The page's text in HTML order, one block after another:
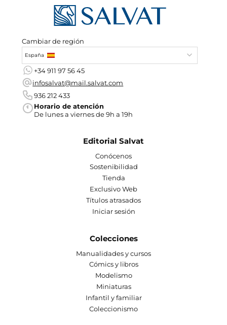
Cambiar de región
España
+34 911 97 56 45
infosalvat@mail.salvat.com
936 212 433
Horario de atención
De lunes a viernes de 9h a 19h
Editorial Salvat
Conócenos
Sostenibilidad
Tienda
Exclusivo Web
Títulos atrasados
Iniciar sesión
Colecciones
Manualidades y cursos
Cómics y libros
Modelismo
Miniaturas
Infantil y familiar
Coleccionismo